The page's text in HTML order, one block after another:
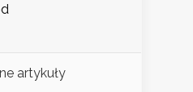
artykuły